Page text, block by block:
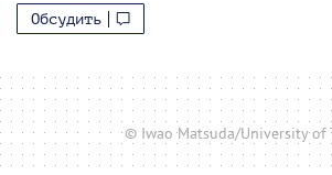
Обсудить
© Iwao Matsuda/University of